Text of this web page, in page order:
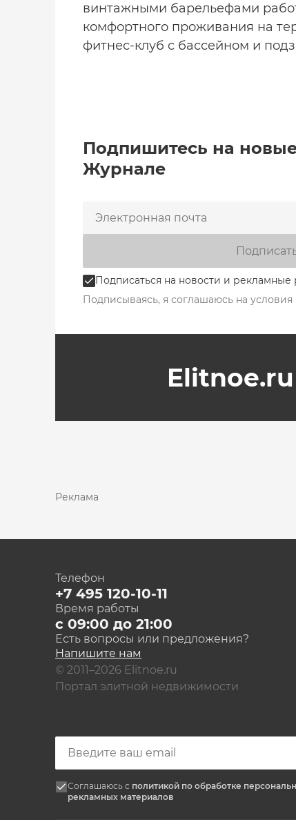
винтажными барельефами
комфортного проживания на
фитнес-клуб с бассейном и
Подпишитесь на
Журнале
Подписаться на новости и рекламные
Подписываясь, я соглашаюсь на условия
Реклама
Телефон
+7 495 120-10-11
Время работы
с 09:00 до 21:00
Есть вопросы или предложения?
Напишите нам
© 2011–2026 Elitnoe.ru
Портал элитной недвижимости
Соглашаюсь с политикой по обработке
рекламных материалов